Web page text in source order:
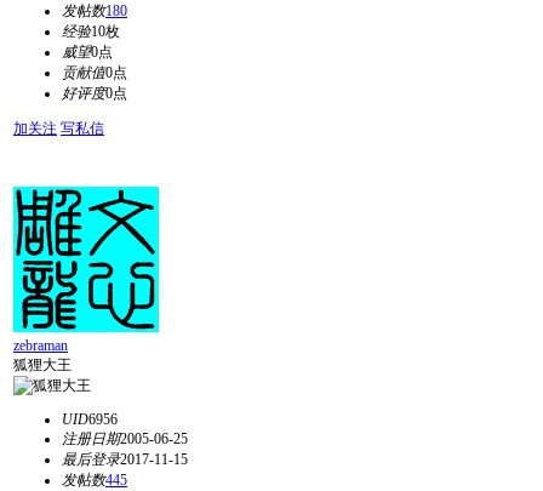
发帖数180
经验10枚
威望0点
贡献值0点
好评度0点
加关注 写私信
zebraman
狐狸大王
UID6956
注册日期2005-06-25
最后登录2017-11-15
发帖数445